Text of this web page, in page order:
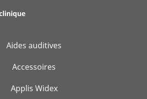
Aides auditives
Accessoires
Applis Widex